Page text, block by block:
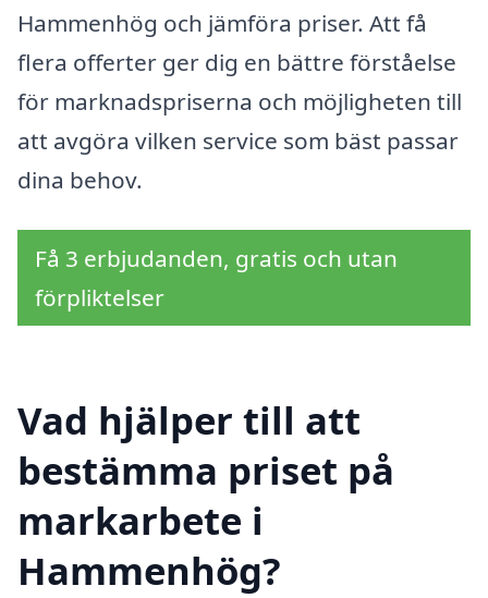
Hammenhög och jämföra priser. Att få
flera offerter ger dig en bättre förståelse
för marknadspriserna och möjligheten till
att avgöra vilken service som bäst passar
dina behov.
Få 3 erbjudanden, gratis och utan
förpliktelser
Vad hjälper till att
bestämma priset på
markarbete i
Hammenhög?